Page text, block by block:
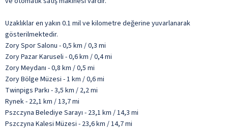
Uzaklıklar en yakın 0.1 mil ve kilometre değerine yuvarlanarak
gösterilmektedir.
Zory Spor Salonu - 0,5 km / 0,3 mi
Zory Pazar Karuseli - 0,6 km / 0,4 mi
Zory Meydanı - 0,8 km / 0,5 mi
Zory Bölge Müzesi - 1 km / 0,6 mi
Twinpigs Parkı - 3,5 km / 2,2 mi
Rynek - 22,1 km / 13,7 mi
Pszczyna Belediye Sarayı - 23,1 km / 14,3 mi
Pszczyna Kalesi Müzesi - 23,6 km / 14,7 mi